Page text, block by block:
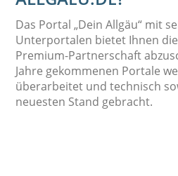
Das Portal „Dein Allgäu“ mit
Unterportalen bietet Ihnen
Premium-Partnerschaft
Jahre gekommenen Portale
überarbeitet und technisch
neuesten Stand gebracht.